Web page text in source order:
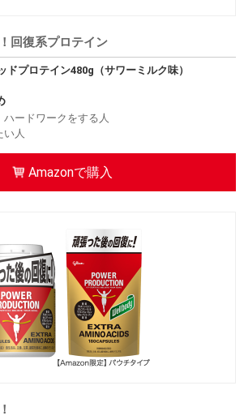
回復系プロテイン
ドプロテイン480g（サワーミルク味）
ードワークをする人
い人
Amazonで購入
ンコードをコピーしました
powerpro2306
Amazonで購入